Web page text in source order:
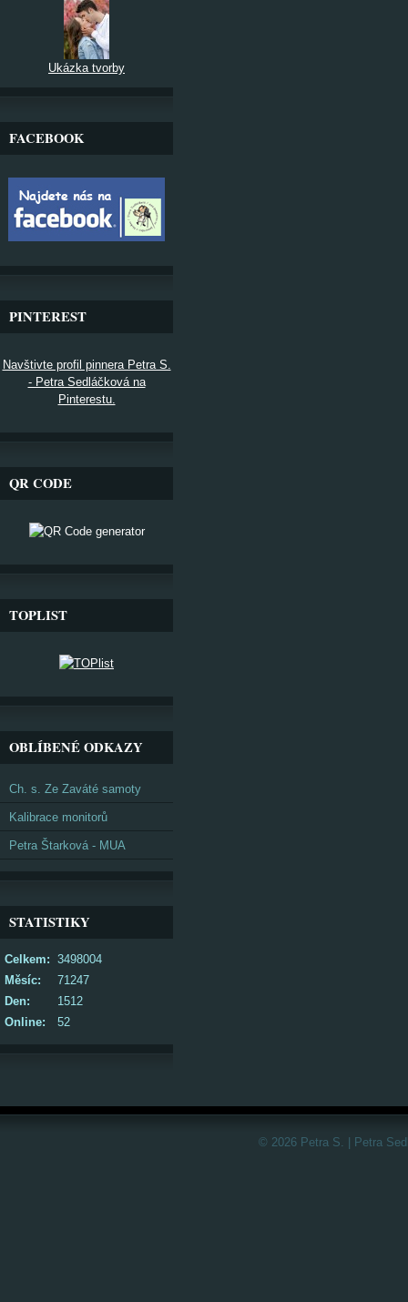
Ukázka tvorby
FACEBOOK
PINTEREST
Navštivte profil pinnera Petra S.
- Petra Sedláčková na
Pinterestu.
QR CODE
TOPLIST
OBLÍBENÉ ODKAZY
Ch. s. Ze Zaváté samoty
Kalibrace monitorů
Petra Štarková - MUA
STATISTIKY
Online: 52
Celkem: 3498004
Měsíc:
71247
Den:
1512
© 2026 Petra S. | Petra